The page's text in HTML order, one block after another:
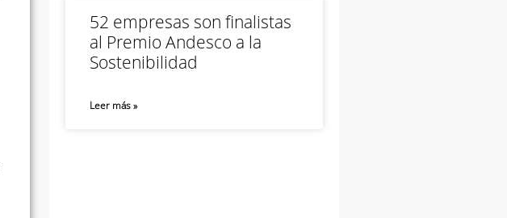
52 empresas son finalistas
al Premio Andesco a la
Sostenibilidad
Leer más »